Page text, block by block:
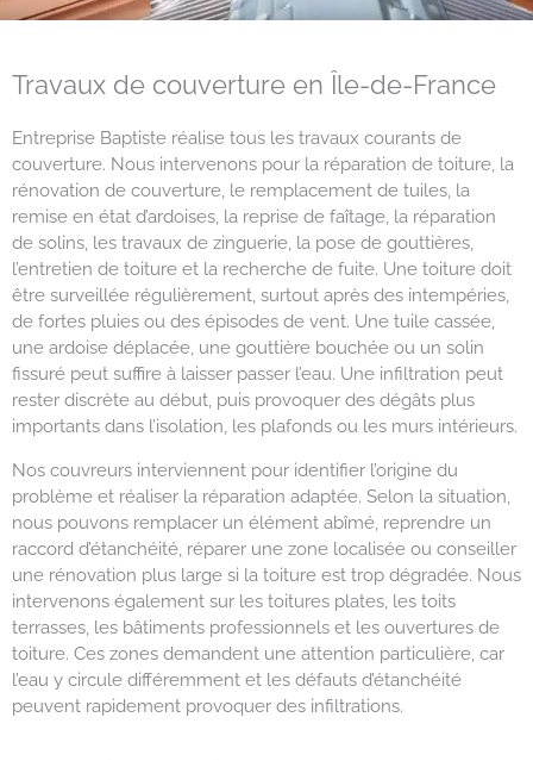
Travaux de couverture en Île-de-France
Entreprise Baptiste réalise tous les travaux courants de
couverture. Nous intervenons pour la réparation de toiture, la
rénovation de couverture, le remplacement de tuiles, la
remise en état d’ardoises, la reprise de faîtage, la réparation
de solins, les travaux de zinguerie, la pose de gouttières,
l’entretien de toiture et la recherche de fuite. Une toiture doit
être surveillée régulièrement, surtout après des intempéries,
de fortes pluies ou des épisodes de vent. Une tuile cassée,
une ardoise déplacée, une gouttière bouchée ou un solin
fissuré peut suffire à laisser passer l’eau. Une infiltration peut
rester discrète au début, puis provoquer des dégâts plus
importants dans l’isolation, les plafonds ou les murs intérieurs.
Nos couvreurs interviennent pour identifier l’origine du
problème et réaliser la réparation adaptée. Selon la situation,
nous pouvons remplacer un élément abîmé, reprendre un
raccord d’étanchéité, réparer une zone localisée ou conseiller
une rénovation plus large si la toiture est trop dégradée. Nous
intervenons également sur les toitures plates, les toits
terrasses, les bâtiments professionnels et les ouvertures de
toiture. Ces zones demandent une attention particulière, car
l’eau y circule différemment et les défauts d’étanchéité
peuvent rapidement provoquer des infiltrations.